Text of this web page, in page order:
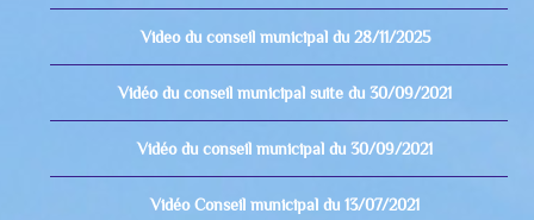
Video du conseil municipal du 28/11/2025
Vidéo du conseil municipal suite du 30/09/2021
Vidéo du conseil municipal du 30/09/2021
Vidéo Conseil municipal du 13/07/2021